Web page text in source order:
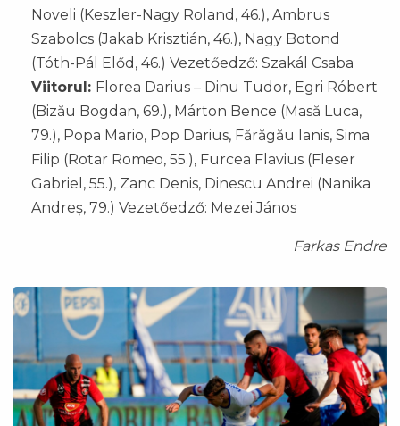
Noveli (Keszler-Nagy Roland, 46.), Ambrus
Szabolcs (Jakab Krisztián, 46.), Nagy Botond
(Tóth-Pál Előd, 46.) Vezetőedző: Szakál Csaba
Viitorul: Florea Darius – Dinu Tudor, Egri Róbert
(Bizău Bogdan, 69.), Márton Bence (Masă Luca,
79.), Popa Mario, Pop Darius, Fărăgău Ianis, Sima
Filip (Rotar Romeo, 55.), Furcea Flavius (Fleser
Gabriel, 55.), Zanc Denis, Dinescu Andrei (Nanika
Andreș, 79.) Vezetőedző: Mezei János
Farkas Endre